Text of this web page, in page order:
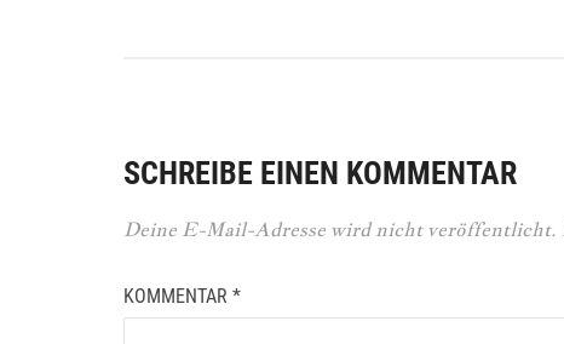
SCHREIBE EINEN KOMMENTAR
Deine E-Mail-Adresse wird nicht veröffentlicht.
KOMMENTAR *